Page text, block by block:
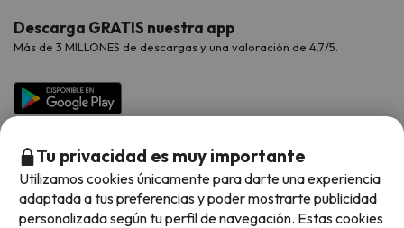
Viajes para grupos
Hoteles Galicia
Hoteles Salou
Chollos con Todo Incluido
Chollos en la playa
Hoteles con toboganes
Selección de la Newsletter
Vacaciones en Agosto
Vacaciones en Octubre
Vacaciones en Noviembre
Contáctanos
Preguntas frecuentes
Descarga GRATIS nuestra app
Más de 3 MILLONES de descargas y una valoración de 4,7/5.
Tu privacidad es muy importante
Utilizamos cookies únicamente para darte una experiencia
adaptada a tus preferencias y poder mostrarte publicidad
personalizada según tu perfil de navegación. Estas cookies